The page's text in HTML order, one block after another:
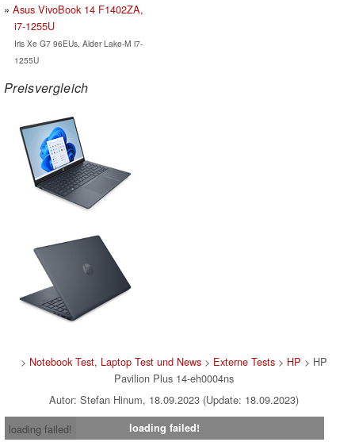
Asus VivoBook 14 F1402ZA,
i7-1255U
Iris Xe G7 96EUs, Alder Lake-M i7-
1255U
Preisvergleich
> Notebook Test, Laptop Test und News> Externe Tests> HP > HP
Pavilion Plus 14-eh0004ns
Autor: Stefan Hinum, 18.09.2023 (Update: 18.09.2023)
loading failed!
loading failed!